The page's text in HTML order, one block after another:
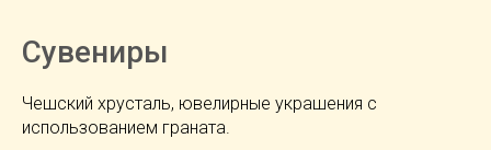
Сувениры
Чешский хрусталь, ювелирные украшения с
использованием граната.